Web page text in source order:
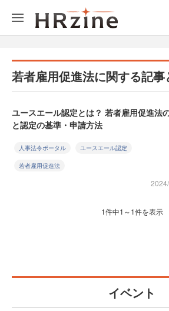
若者雇用促進法に関する記事
ユースエール認定とは？ 若者雇用促進法
と認定の基準・申請方法
人事法令ポータル ユースエール認定
若者雇用促進法
1件中1～1件を表示
イベント